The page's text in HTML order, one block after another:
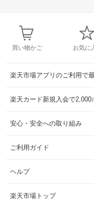
買い物かご お気に
楽天市場アプリのご利用で
楽天カード新規入会で2,000
安心・安全への取り組み
ご利用ガイド
ヘルプ
楽天市場トップ